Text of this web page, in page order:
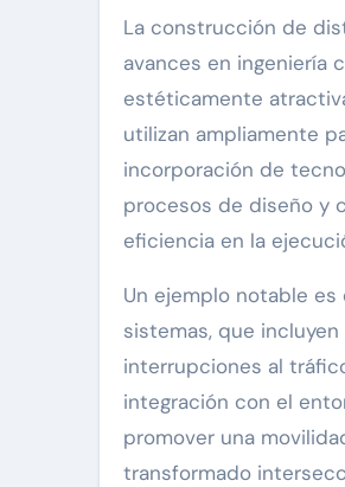
La construcción de
avances en ingeniería
estéticamente
utilizan ampliamente
incorporación de
procesos de diseño y
eficiencia en la
Un ejemplo notable
sistemas, que
interrupciones al
integración con el
promover una
transformado